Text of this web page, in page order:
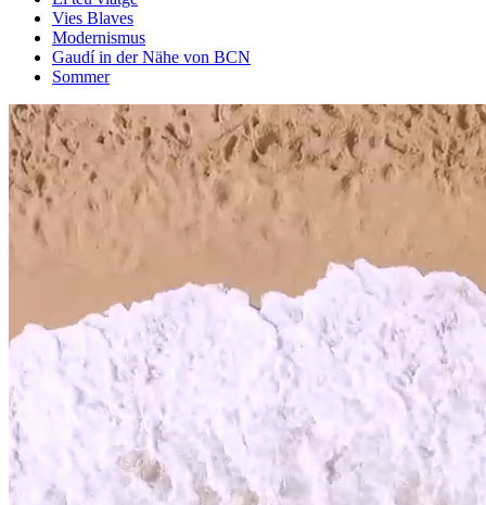
Vies Blaves
Modernismus
Gaudí in der Nähe von BCN
Sommer